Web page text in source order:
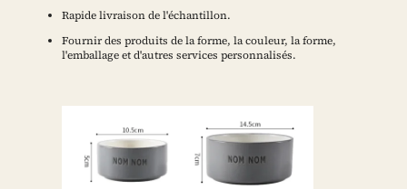
Rapide livraison de l'échantillon.
Fournir des produits de la forme, la couleur, la forme,
l'emballage et d'autres services personnalisés.